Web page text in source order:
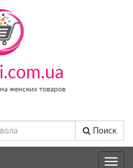
женских товаров
Поиск
Toggle